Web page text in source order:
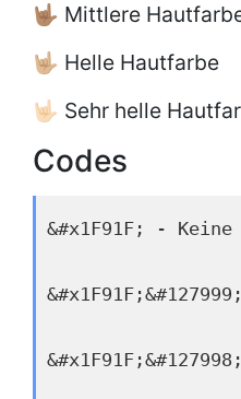
🤟🏽 Mittlere
🤟🏼 Helle Hautfarbe
🤟🏻 Sehr helle
Codes
&#x1F91F; -